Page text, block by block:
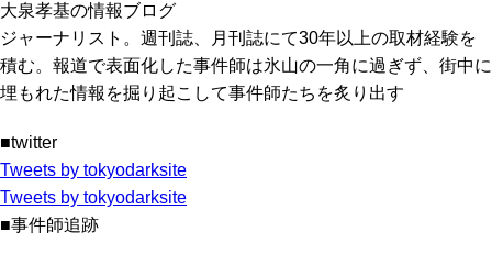
大泉孝基の情報ブログ
ジャーナリスト。週刊誌、月刊誌にて30年以上の取材経験を
積む。報道で表面化した事件師は氷山の一角に過ぎず、街中に
埋もれた情報を掘り起こして事件師たちを炙り出す
■twitter
Tweets by tokyodarksite
Tweets by tokyodarksite
■事件師追跡